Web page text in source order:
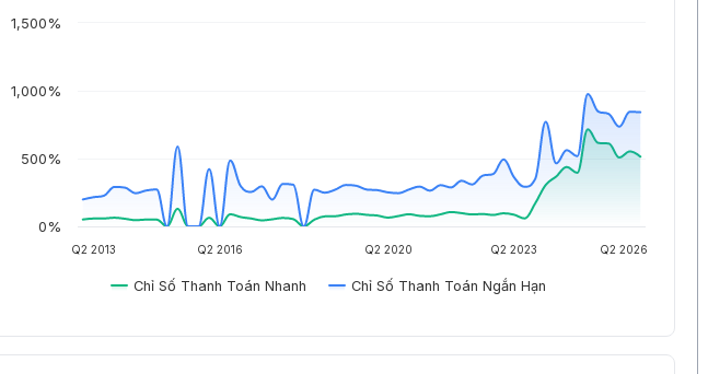
Chỉ Số Thanh Toán Nhanh Chỉ Số Thanh Toán Ngắn Hạn
Q2 2013 Q2 2016 Q2 2020 Q2 2023 Q2 2026
0%
500%
1,000%
1,500%